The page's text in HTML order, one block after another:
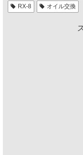
RX-8
オイル交換